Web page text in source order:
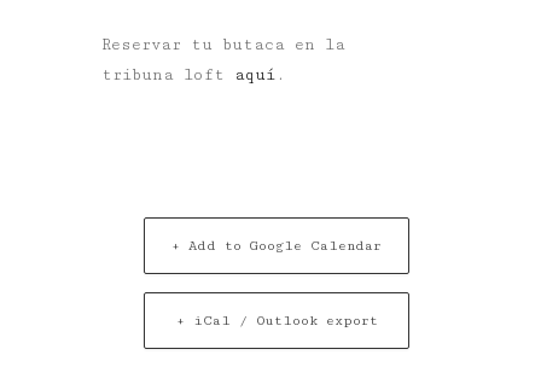
Reservar tu butaca en la
tribuna loft
aquí .
+ Add to Google Calendar
+ iCal / Outlook export